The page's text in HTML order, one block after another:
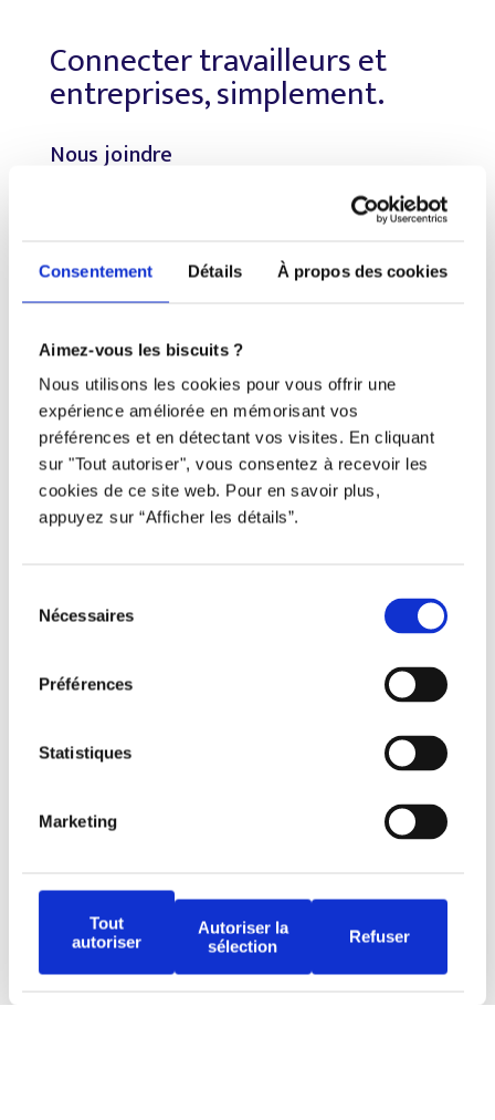
Consentement Détails À propos des cookies
Aimez-vous les biscuits ?
Nous utilisons les cookies pour vous offrir une
expérience améliorée en mémorisant vos
préférences et en détectant vos visites. En cliquant
sur "Tout autoriser", vous consentez à recevoir les
cookies de ce site web. Pour en savoir plus,
appuyez sur “Afficher les détails”.
Nécessaires
Préférences
Statistiques
Marketing
Tout
autoriser
Autoriser la
sélection
Refuser
Connecter travailleurs et
entreprises, simplement.
Nous joindre
Email
info@djob.co
Liens utiles
S’inscrire
À propos
Restez à l’affût !
Tous droits réservés © Djob
Avertissement
Politique de protection